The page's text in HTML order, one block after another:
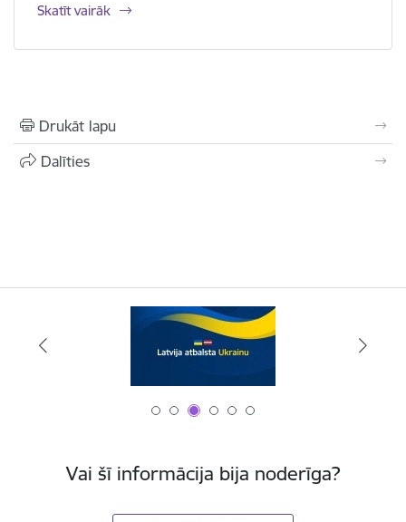
Skatīt vairāk
Drukāt lapu
Dalīties
Vai šī informācija bija noderīga?